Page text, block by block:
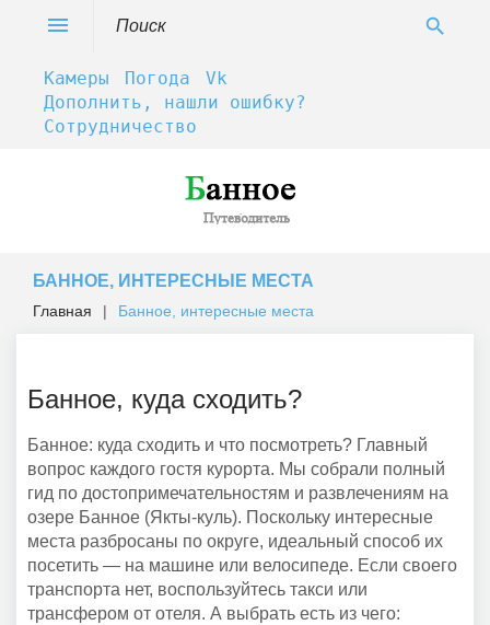
Search
search
Камеры Погода
Vk
Дополнить, нашли ошибку?
Сотрудничество
menu
БАННОЕ, ИНТЕРЕСНЫЕ МЕСТА
Главная | Банное, интересные места
Банное,
интересные
места
Банное, куда сходить?
Банное: куда сходить и что посмотреть? Главный
вопрос каждого гостя курорта. Мы собрали полный
гид по достопримечательностям и развлечениям на
озере Банное (Якты-куль). Поскольку интересные
места разбросаны по округе, идеальный способ их
посетить — на машине или велосипеде. Если своего
транспорта нет, воспользуйтесь такси или
трансфером от отеля. А выбрать есть из чего: